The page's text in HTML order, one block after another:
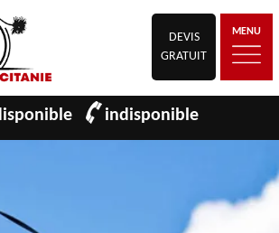
DEVIS
GRATUIT
MENU
indisponible